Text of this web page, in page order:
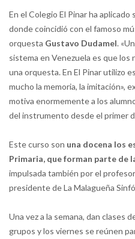
En el Colegio El Pinar ha
donde coincidió con el famoso
orquesta Gustavo Dudamel.
sistema en Venezuela es que
una orquesta. En El Pinar utilizo
mucho la memoria, la imitación»,
motiva enormemente a los
del instrumento desde el primer
Este curso son una docena los
Primaria, que forman parte de
impulsada también por el
presidente de La Malagueña
Una vez a la semana, dan clases
grupos y los viernes se reúnen